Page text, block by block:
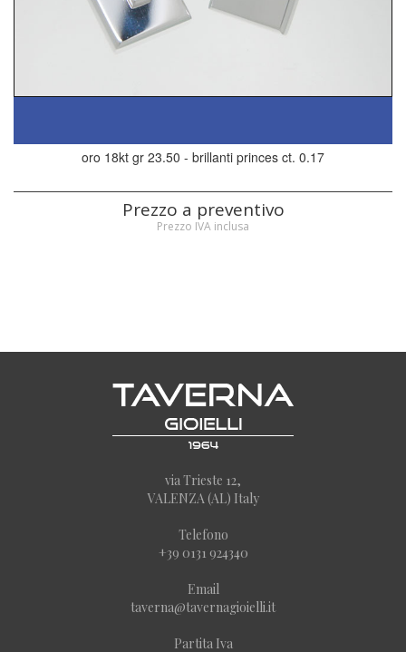
oro 18kt gr 23.50 - brillanti princes ct. 0.17
Prezzo a preventivo
Prezzo IVA inclusa
via Trieste 12,
VALENZA (AL) Italy
Telefono
+39 0131 924340
Email
taverna@tavernagioielli.it
Partita Iva